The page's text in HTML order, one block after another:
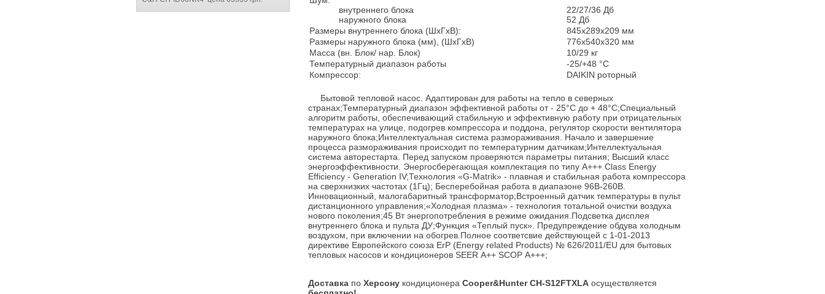
внутреннего блока
наружного блока
22/27/36 Дб
52 Дб
Размеры внутреннего блока (ШхГxB):
845х289х209 мм
Размеры наружного блока (мм), (ШхГxB)
776х540х320 мм
Масса (вн. Блок/ нар. Блок)
10/29 кг
Температурный диапазон работы
-25/+48 °С
Компрессор:
DAIKIN роторный
Бытовой тепловой насос. Адаптирован для работы на тепло в северных
странах;Температурный диапазон эффективной работы от - 25°С до + 48°С;Специальный
алгоритм работы, обеспечивающий стабильную и эффективную работу при отрицательных
температурах на улице, подогрев компрессора и поддона, регулятор скорости вентилятора
наружного блока;Интеллектуальная система размораживания. Начало и завершение
процесса размораживания происходит по температурним датчикам;Интеллектуальная
система авторестарта. Перед запуском проверяются параметры питания; Высший класс
энергоэффективности. Энергосберегающая комплектация по типу А+++ Class Energy
Efficiency - Generation IV;Технология «G-Matrik» - плавная и стабильная работа компрессора
на сверхнизких частотах (1Гц); Бесперебойная работа в диапазоне 96В-260В.
Инновационный, малогабаритный трансформатор;Встроенный датчик температуры в пульт
дистанционного управления;«Холодная плазма» - технология тотальной очистки воздуха
нового поколения;45 Вт энергопотребления в режиме ожидания.Подсветка дисплея
внутреннего блока и пульта ДУ;Функция «Теплый пуск». Предупреждение обдува холодным
воздухом, при включении на обогрев.Полное соответсвие действующей с 1-01-2013
директиве Европейского союза ErP (Energy related Products) № 626/2011/EU для бытовых
тепловых насосов и кондиционеров SEER А++ SCOP А+++;
Доставка по Херсону кондиционера Cooper&Hunter CH-S12FTXLA осуществляется